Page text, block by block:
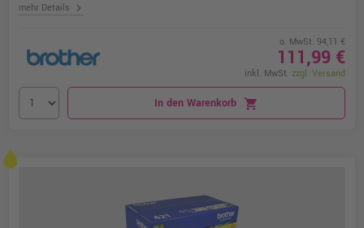
mehr Details chevron_right
o. MwSt. 94,11 €
111,99 €
inkl. MwSt. zzgl. Versand
In den Warenkorb shopping_cart